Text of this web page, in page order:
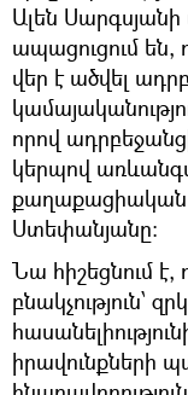
Ալեն
ապացուցում են,
վեր է ածվել
որով
կերպով
քաղաքացիական
Ստեփանյանը։
Նա հիշեցնում
բնակչություն՝
իրավունքների